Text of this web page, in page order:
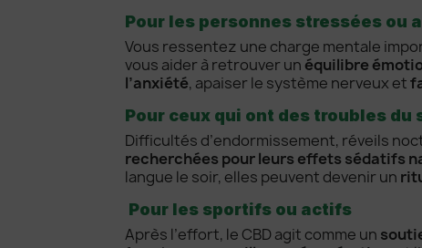
Pour les personnes stressées ou
Vous ressentez une charge mentale
vous aider à retrouver un équilibre
l’anxiété, apaiser le système nerveux et
Pour ceux qui ont des troubles du
Difficultés d’endormissement, réveils
recherchées pour leurs effets sédatifs
langue le soir, elles peuvent devenir un
Pour les sportifs ou actifs
Après l’effort, le CBD agit comme un